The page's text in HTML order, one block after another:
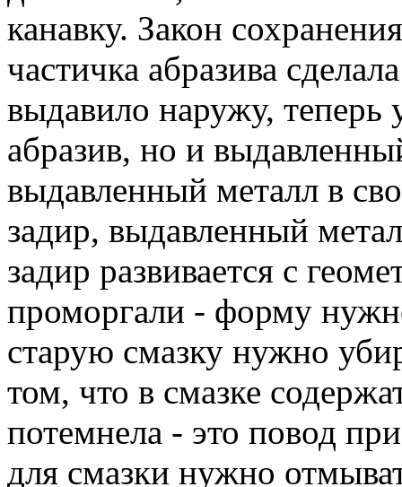
канавку. Закон
частичка абразива
выдавило наружу, теперь
абразив, но и
выдавленный металл в
задир, выдавленный
задир развивается с
проморгали - форму
старую смазку нужно
том, что в смазке
потемнела - это повод
для смазки нужно